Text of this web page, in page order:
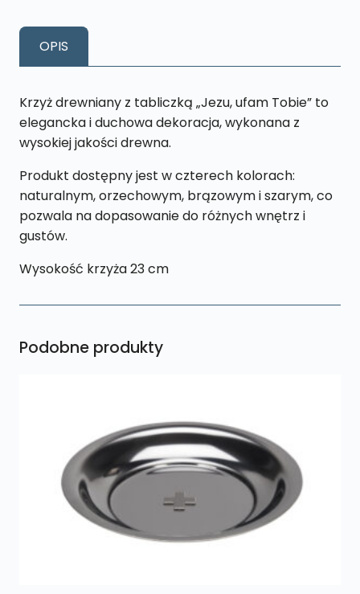
KSD
OPIS
Krzyż drewniany z tabliczką „Jezu, ufam Tobie” to
elegancka i duchowa dekoracja, wykonana z
wysokiej jakości drewna.
Produkt dostępny jest w czterech kolorach:
naturalnym, orzechowym, brązowym i szarym, co
pozwala na dopasowanie do różnych wnętrz i
gustów.
Wysokość krzyża 23 cm
Podobne produkty